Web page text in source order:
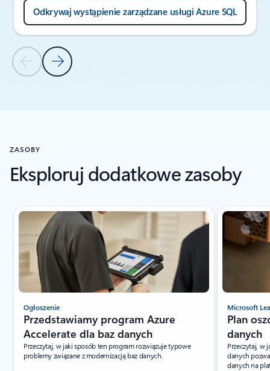
Poprzedni slajdNastępny slajd
Odkrywaj wystąpienie zarządzane usługi Azure SQL
ZASOBY
Eksploruj dodatkowe zasoby
Wskaźnik slajdu {0} {1}
Ogłoszenie
Przedstawiamy program Azure
Accelerate dla baz danych
Przeczytaj, w jaki sposób ten program rozwiązuje typowe
problemy związane z modernizacją baz danych.
Microsoft
Plan
danych
Przeczytaj, w
danych
danych na